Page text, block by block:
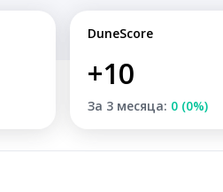
DuneScore
+10
За 3 месяца: 0 (0%)